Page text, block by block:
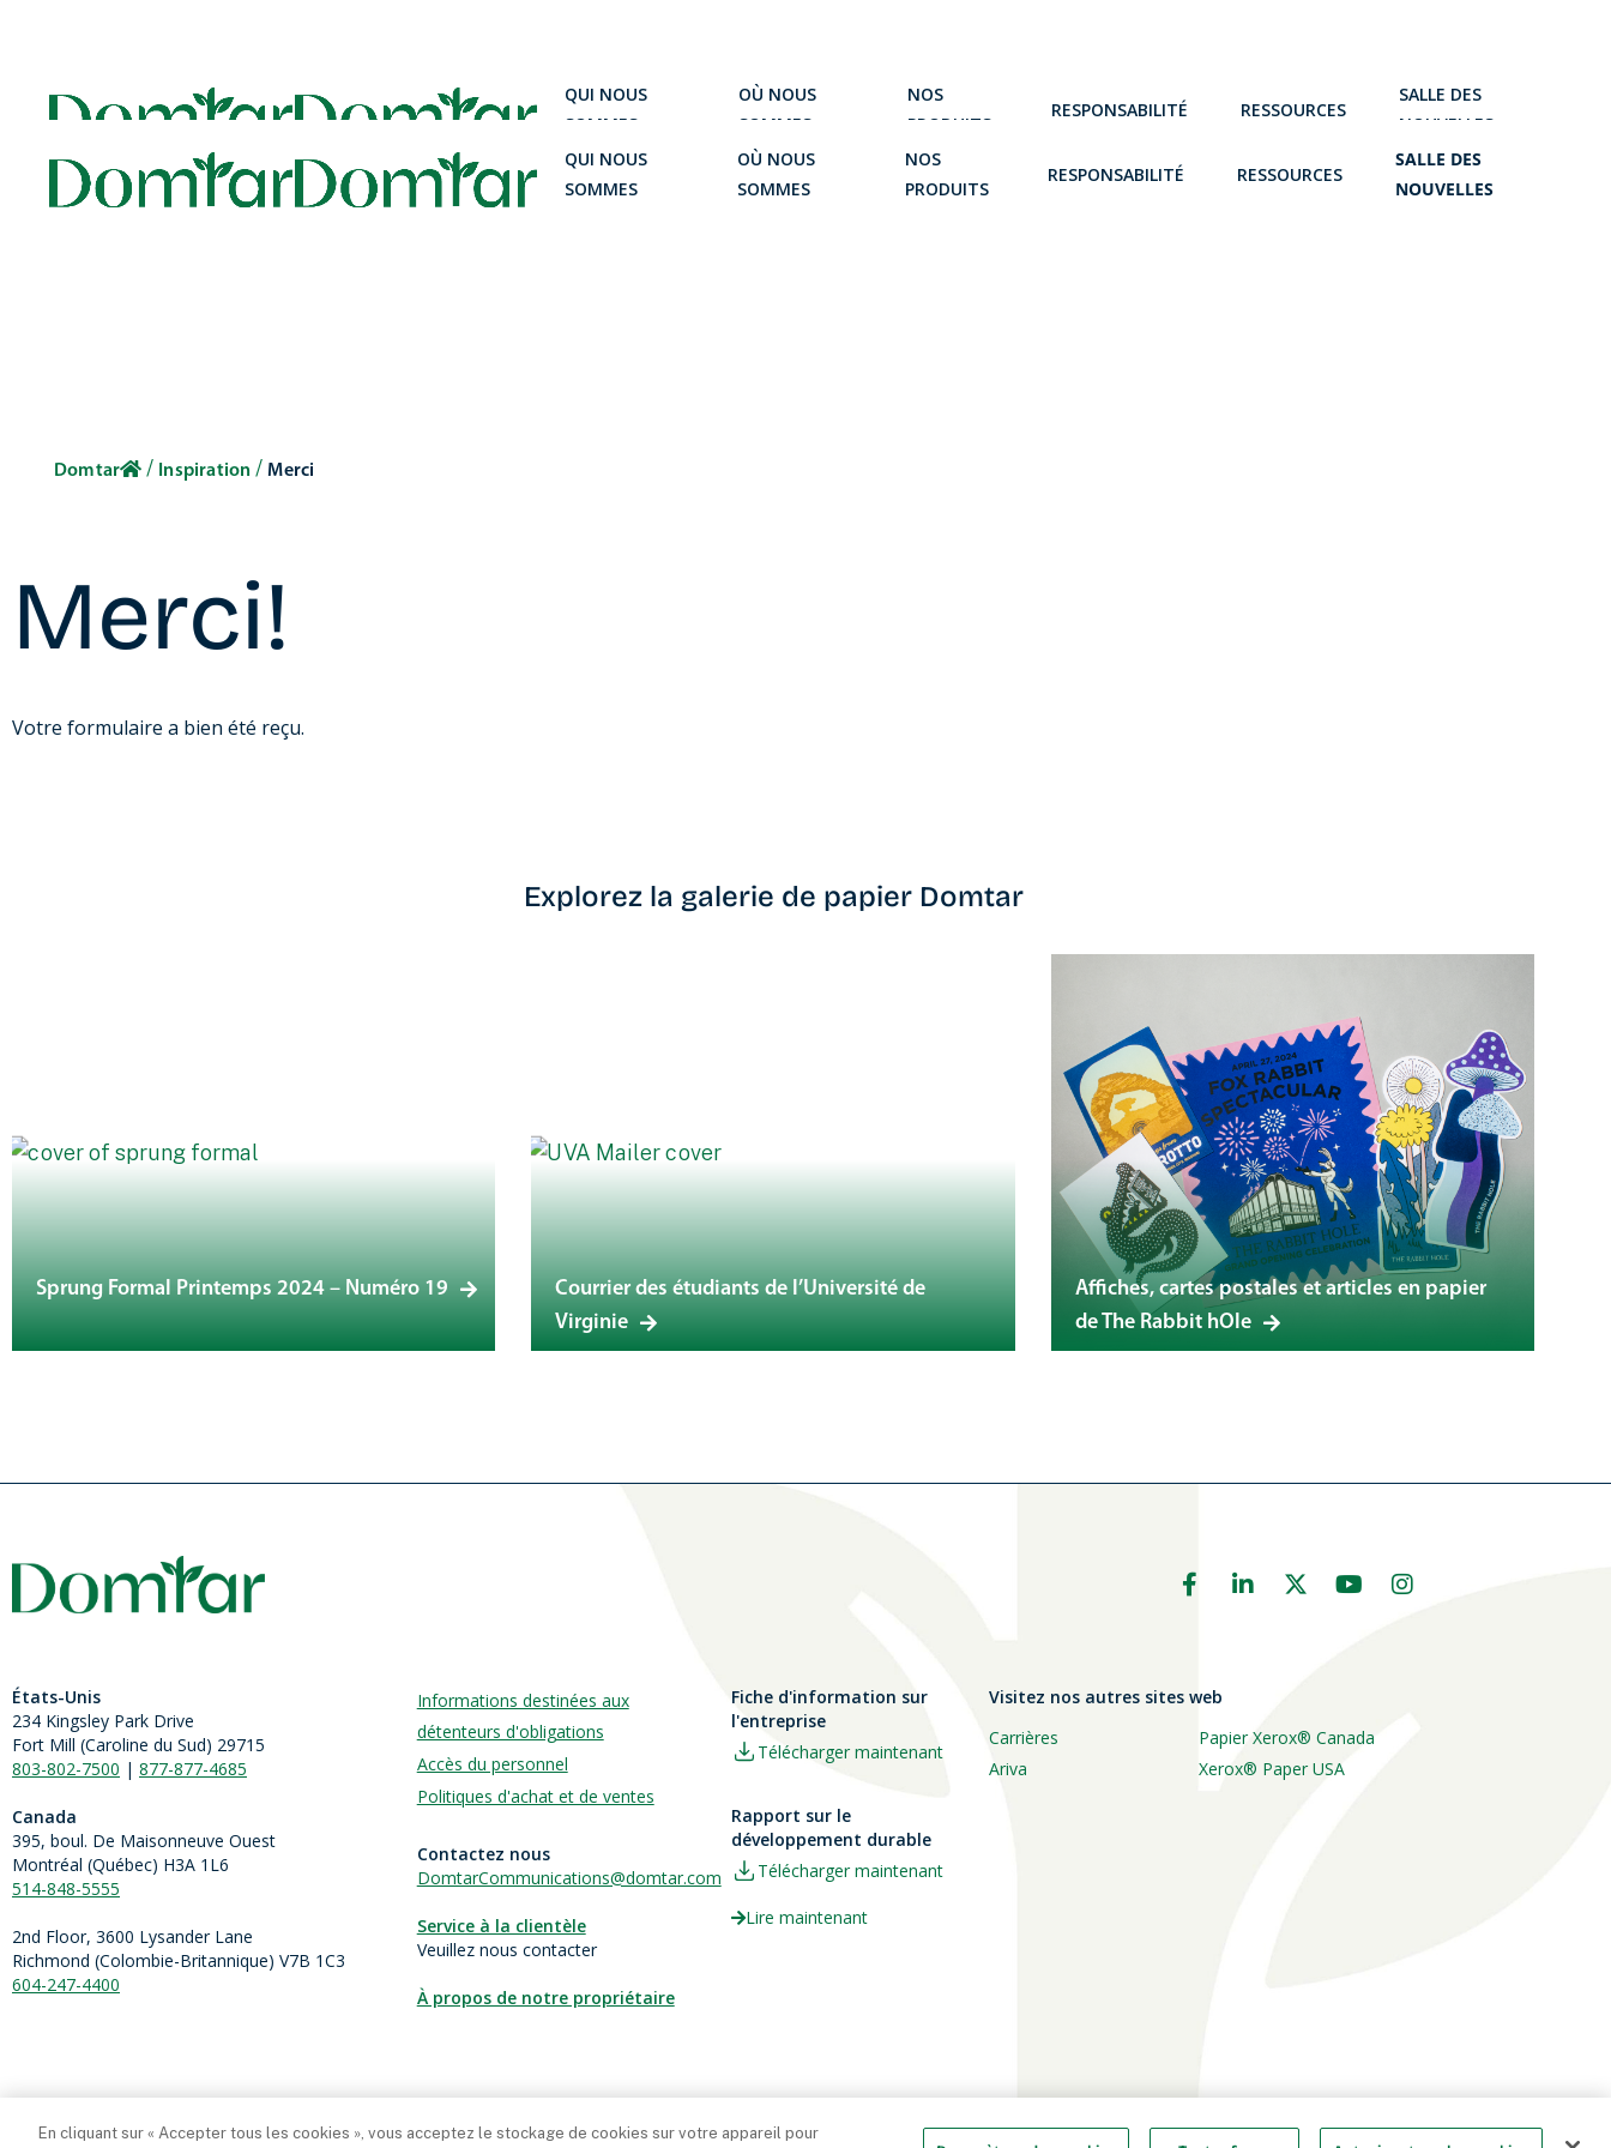
QUI NOUS
SOMMES
OÙ NOUS
SOMMES
NOS
PRODUITS
RESPONSABILITÉ RESSOURCES
SALLE DES
NOUVELLES
QUI NOUS
SOMMES
OÙ NOUS
SOMMES
NOS
PRODUITS
RESPONSABILITÉ RESSOURCES
SALLE DES
NOUVELLES
Domtar / Inspiration / Merci
Merci!
Votre formulaire a bien été reçu.
Explorez la galerie de papier Domtar
Sprung Formal Printemps 2024 – Numéro 19
Courrier des étudiants de l’Université de
Virginie
Affiches, cartes postales et articles en papier
de The Rabbit hOle
États-Unis
234 Kingsley Park Drive
Fort Mill (Caroline du Sud) 29715
803-802-7500 | 877-877-4685
Canada
395, boul. De Maisonneuve Ouest
Montréal (Québec) H3A 1L6
514-848-5555
2nd Floor, 3600 Lysander Lane
Richmond (Colombie-Britannique) V7B 1C3
604-247-4400
Informations destinées aux
détenteurs d'obligations
Accès du personnel
Politiques d'achat et de ventes
Contactez nous
DomtarCommunications@domtar.com
Service à la clientèle
Veuillez nous contacter
À propos de notre propriétaire
Fiche d'information sur
l'entreprise
Télécharger maintenant
Rapport sur le
développement durable
Télécharger maintenant
Lire maintenant
Visitez nos autres sites web
Carrières
Ariva
Papier Xerox® Canada
Xerox® Paper USA
En cliquant sur « Accepter tous les cookies », vous acceptez le stockage de cookies sur votre appareil pour